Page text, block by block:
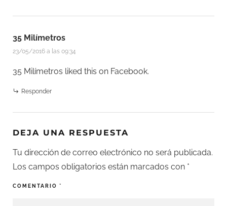
35 Milímetros
23/05/2016 a las 09:34
35 Milímetros liked this on Facebook.
Responder
DEJA UNA RESPUESTA
Tu dirección de correo electrónico no será publicada.
Los campos obligatorios están marcados con *
COMENTARIO *